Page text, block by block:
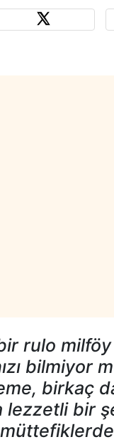
rulo
bilmiyor
birkaç
lezzetli bir